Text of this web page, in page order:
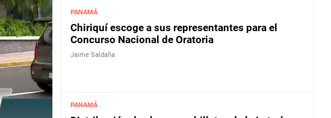
PANAMÁ
Chiriquí escoge a sus representantes para el
Concurso Nacional de Oratoria
Jaime Saldaña
PANAMÁ